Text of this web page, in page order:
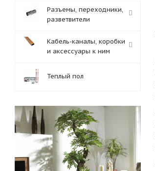
Разъемы, переходники,
разветвители
Кабель-каналы, коробки
и аксессуары к ним
Теплый пол